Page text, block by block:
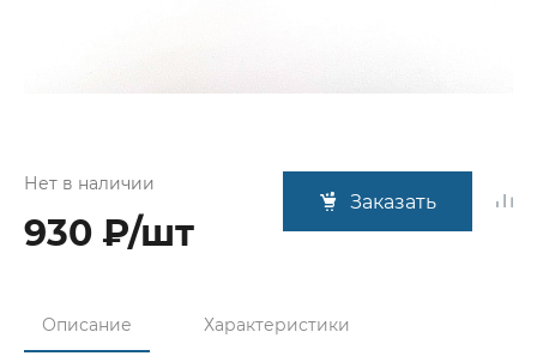
Нет в наличии
930 ₽/шт
Заказать
Описание Характеристики